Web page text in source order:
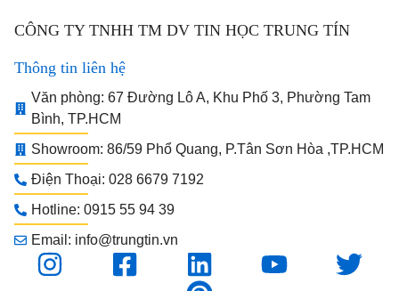
CÔNG TY TNHH TM DV TIN HỌC TRUNG TÍN
Thông tin liên hệ
Văn phòng: 67 Đường Lô A, Khu Phố 3, Phường Tam
Bình, TP.HCM
Showroom: 86/59 Phổ Quang, P.Tân Sơn Hòa ,TP.HCM
Điện Thoại: 028 6679 7192
Hotline: 0915 55 94 39
Email: info@trungtin.vn